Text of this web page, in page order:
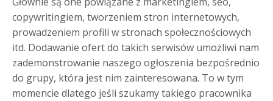
copywritingiem, tworzeniem stron internetowych,
prowadzeniem profili w stronach społecznościowych
itd. Dodawanie ofert do takich serwisów umożliwi nam
zademonstrowanie naszego ogłoszenia bezpośrednio
do grupy, która jest nim zainteresowana. To w tym
momencie dlatego jeśli szukamy takiego pracownika